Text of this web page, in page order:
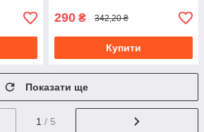
290 ₴ 342,20 ₴
Купити
Показати ще
1 / 5